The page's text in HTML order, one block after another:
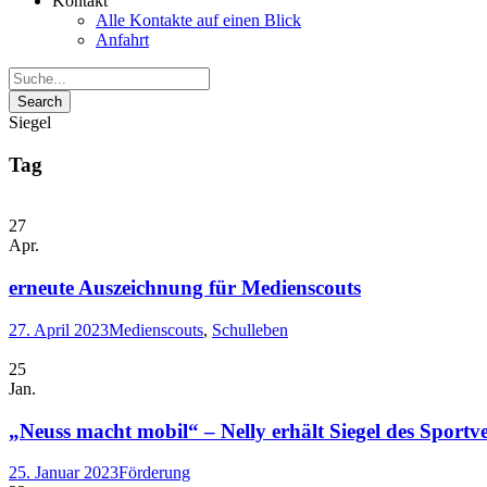
Alle Kontakte auf einen Blick
Anfahrt
Siegel
Tag
27
Apr.
erneute Auszeichnung für Medienscouts
27. April 2023Medienscouts, Schulleben
25
Jan.
„Neuss macht mobil“ – Nelly erhält Siegel des
25. Januar 2023Förderung